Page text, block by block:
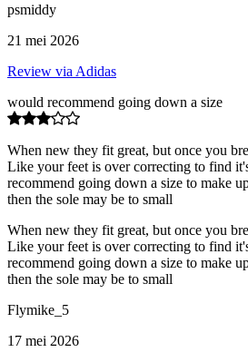
psmiddy
21 mei 2026
Review via Adidas
would recommend going down a size
When new they fit great, but once you
Like your feet is over correcting to find
recommend going down a size to make
then the sole may be to small
When new they fit great, but once you
Like your feet is over correcting to find
recommend going down a size to make
then the sole may be to small
Flymike_5
17 mei 2026